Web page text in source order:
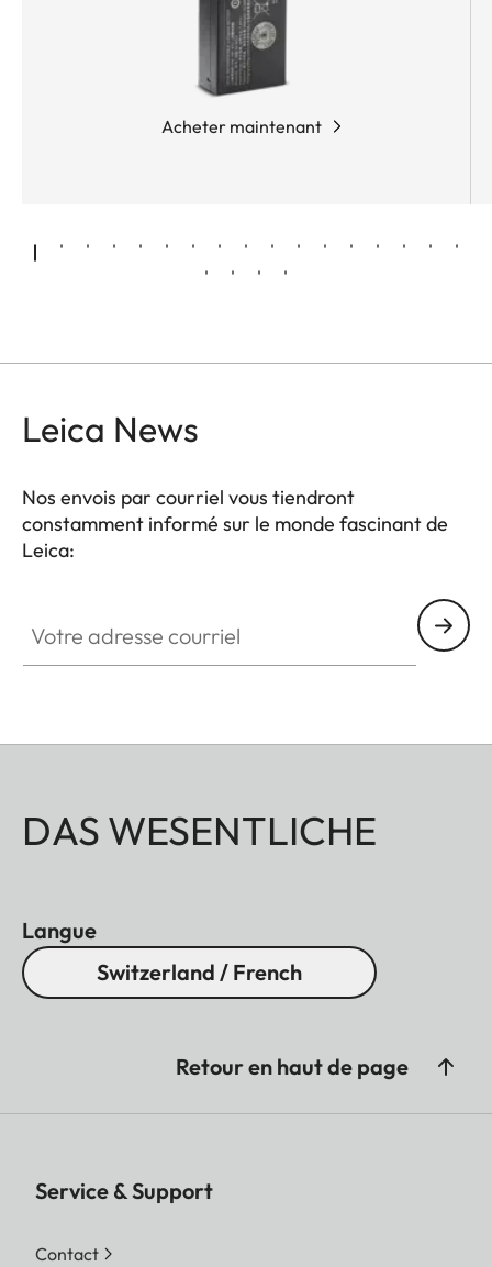
Acheter maintenant
Leica News
Nos envois par courriel vous tiendront
constamment informé sur le monde fascinant de
Leica:
DAS WESENTLICHE
Langue
Switzerland / French
Retour en haut de page
Service & Support
Contact